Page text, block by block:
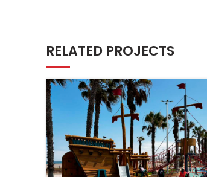
RELATED PROJECTS